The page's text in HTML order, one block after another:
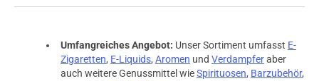
Umfangreiches Angebot: Unser Sortiment umfasst E-
Zigaretten, E-Liquids, Aromen und Verdampferaber
auch weitere Genussmittel wieSpirituosen, Barzubehör,